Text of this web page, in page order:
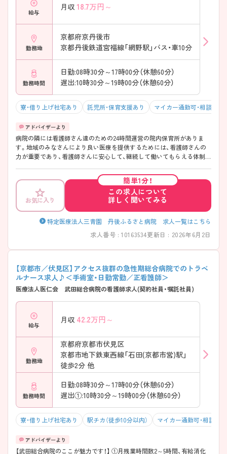
給与
月収 18.7万円～
勤務地
京都府京丹後市
京都丹後鉄道宮福線「網野駅」バス・車10分
勤務時間
日勤:08時30分～17時00分（休憩60分）
遅出:10時30分～19時00分（休憩60分）
寮・借り上げ社宅あり 託児所・保育支援あり マイカー通勤可・相談可
病院の隣には看護師さん達のための24時間運営の院内保育所がありま
す。地域のみなさんにより良い医療を提供するためには、看護師さんの
力が重要であり、看護師さんに安心して、継続して働いてもらえる体制づ
す。職員の働き方に合わせて融通を利かせてくださるので、みなさん安
心して働かれていらっしゃいます♪ 福利厚生も充実していて働きやす
いので、少しでも気になる方はお気軽にご相談ください♪より詳しくご
説明させていただきます♪
お気に入り
簡単1分！
この求人について
詳しく聞いてみる
特定医療法人三青園 丹後ふるさと病院 求人一覧はこちら
求人番号 : 10163534更新日 : 2026年6月2日
【京都市／伏見区】アクセス抜群の急性期総合病院でのトラベ
ルナース求人♪＜手術室・日勤常勤／正看護師＞
医療法人医仁会 武田総合病院の看護師求人(契約社員・嘱託社員)
給与
月収 42.2万円～
勤務地
京都府京都市伏見区
京都市地下鉄東西線「石田(京都市営)駅」
徒歩2分 他
勤務時間
日勤:08時30分～17時00分（休憩60分）
遅出①:10時30分～19時00分（休憩60分）
寮・借り上げ社宅あり 駅チカ（徒歩10分以内） マイカー通勤可・相談可
【武田総合病院のここが魅力です！】 ①月残業時間数2～5時間、有給消化